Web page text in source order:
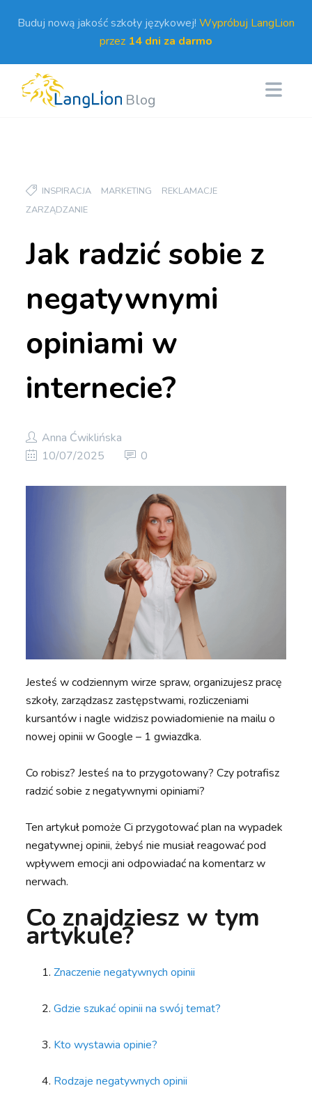
Buduj nową jakość szkoły językowej! Wypróbuj LangLion
przez 14 dni za darmo
Blog
INSPIRACJA MARKETING
REKLAMACJE
ZARZĄDZANIE
Jak radzić sobie z
negatywnymi
opiniami w
internecie?
Anna Ćwiklińska
10/07/2025
0
Jesteś w codziennym wirze spraw, organizujesz pracę
szkoły, zarządzasz zastępstwami, rozliczeniami
kursantów i nagle widzisz powiadomienie na mailu o
nowej opinii w Google – 1 gwiazdka.
Co robisz? Jesteś na to przygotowany? Czy potrafisz
radzić sobie z negatywnymi opiniami?
Ten artykuł pomoże Ci przygotować plan na wypadek
negatywnej opinii, żebyś nie musiał reagować pod
wpływem emocji ani odpowiadać na komentarz w
nerwach.
Co znajdziesz w tym
artykule?
Znaczenie negatywnych opinii
Gdzie szukać opinii na swój temat?
Kto wystawia opinie?
Rodzaje negatywnych opinii